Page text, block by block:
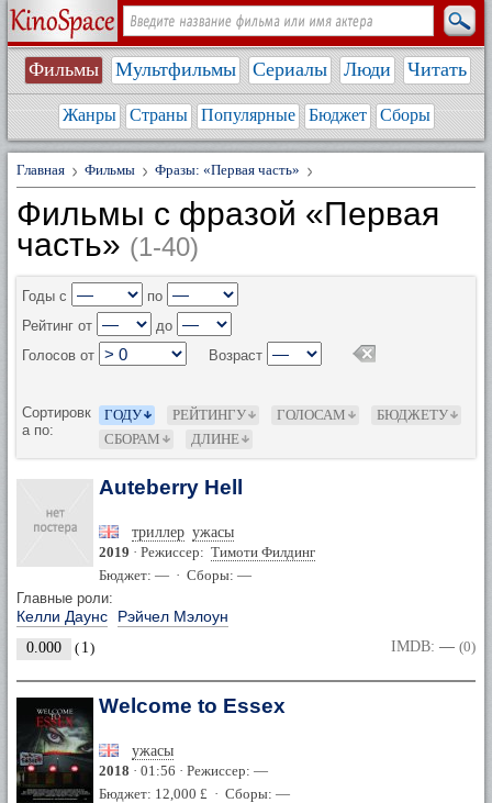
Фильмы Мультфильмы Сериалы Люди Читать
Жанры Страны Популярные Бюджет Сборы
Главная Фильмы Фразы: «Первая часть»
Фильмы с фразой «Первая
часть» (1-40)
Годы с
по
Рейтинг от
до
Голосов от
Возраст
Сортировк
а по:
ГОДУ РЕЙТИНГУ ГОЛОСАМ
БЮДЖЕТУ
СБОРАМ
ДЛИНЕ
Auteberry Hell
триллер ужасы
2019 · Режиссер: Тимоти Филдинг
Бюджет: — · Сборы: —
Главные роли:
Келли Даунс Рэйчел Мэлоун
0.000 ( 1) IMDB: — (0)
Welcome to Essex
ужасы
2018 · 01:56 · Режиссер: —
Бюджет: 12,000 £ · Сборы: —